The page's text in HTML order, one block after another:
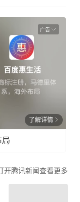
广告
了解详情
局
开腾讯新闻查看更多